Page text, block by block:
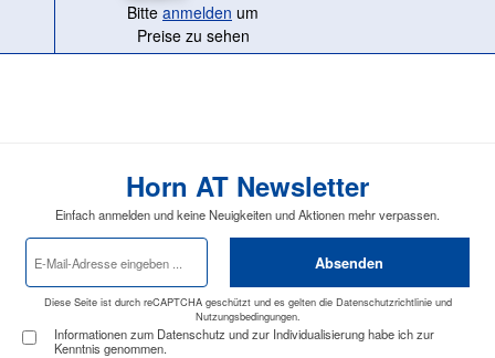
Bitte anmelden um
Preise zu sehen
Horn AT Newsletter
Einfach anmelden und keine Neuigkeiten und Aktionen mehr verpassen.
E-
Mail-
*
Absenden
Diese Seite ist durch reCAPTCHA geschützt und es gelten die Datenschutzrichtlinieund
Nutzungsbedingungen.
Informationen zum Datenschutz und zur Individualisierung habe ich zur
Kenntnis genommen.